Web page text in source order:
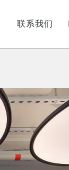
联系我们